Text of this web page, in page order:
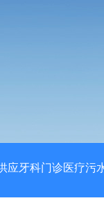
应牙科门诊医疗污